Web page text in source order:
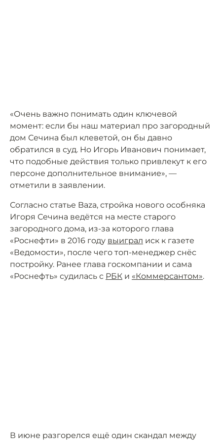
«Очень важно понимать один ключевой
момент: если бы наш материал про загородный
дом Сечина был клеветой, он бы давно
обратился в суд. Но Игорь Иванович понимает,
что подобные действия только привлекут к его
персоне дополнительное внимание», —
отметили в заявлении.
Согласно статье Baza, стройка нового особняка
Игоря Сечина ведётся на месте старого
загородного дома, из-за которого глава
«Роснефти» в 2016 году выиграл иск к газете
«Ведомости», после чего топ-менеджер снёс
постройку. Ранее глава госкомпании и сама
«Роснефть» судилась с РБК и «Коммерсантом».
В июне разгорелся ещё один скандал между